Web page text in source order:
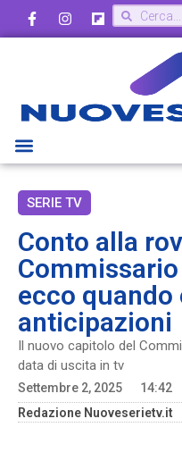
SERIE TV
Conto alla
ecco quando
anticipazioni
Il nuovo capitolo del
data di uscita in tv
Settembre 2, 2025
14:42
Redazione Nuoveserietv.it